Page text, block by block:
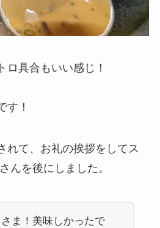
ロ具合もいい感じ！
す！
れて、お礼の挨拶をしてス
んを後にしました。
ま！美味しかったで